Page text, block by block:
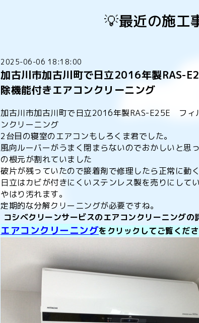
💡最近の施工
2025-06-06 18:18:00
加古川市加古川町で日立2016年製RAS-
除機能付きエアコンクリーニング
加古川市加古川町で日立2016年製RAS-E25E フィ
ンクリーニング
2台目の寝室のエアコンもしろくま君でした。
風向ルーバーがうまく閉まらないのでおかしいと思
の根元が割れていました
破片が残っていたので接着剤で修理したら正常に動
日立はカビが付きにくいステンレス製を売りにして
やはり汚れます。
定期的な分解クリーニングが必要ですね。
コシベクリーンサービスのエアコンクリーニングの
エアコンクリーニングをクリックしてご覧くだ